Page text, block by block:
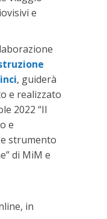
e
, guiderà
e realizzato
2022 “Il
e
strumento
di MiM e
in